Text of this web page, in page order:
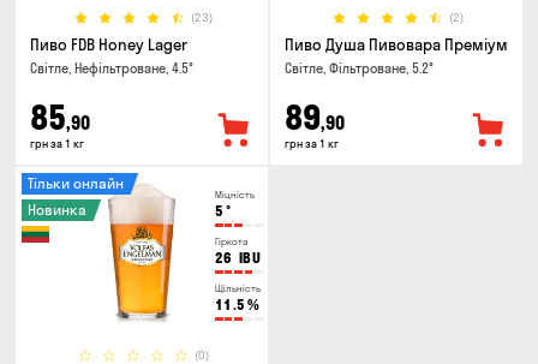
(23)
Пиво FDB Honey Lager
Світле, Нефільтроване, 4.5°
85,90
грн за 1 кг
(2)
Пиво Душа Пивовара Преміум
Світле, Фільтроване, 5.2°
89,90
грн за 1 кг
Міцність
5 °
Гіркота
26 IBU
Щільність
11.5 %
(0)
Тільки онлайн
Новинка